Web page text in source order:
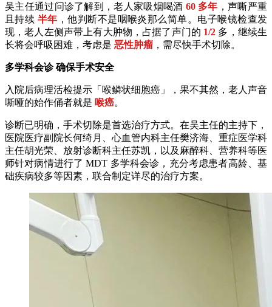
吴主任通过问诊了解到，老人家吸烟喝酒 60 多年 ，声嘶严重
且持续 半年 ，他判断不是咽喉炎那么简单。电子喉镜检查发
现，老人左侧声带上有大肿物，占据了声门的 1/2 多，继续生
长将会呼吸困难，考虑是 恶性肿瘤 ，需尽快手术切除。
多学科会诊 确保手术安全
入院后病理活检提示「喉鳞状细胞癌」，果不其然，老人声音
嘶哑的始作俑者就是 喉癌。
诊断已明确，手术切除是首选治疗方式。在吴主任的主持下，
医院医疗副院长何绮月、心血管内科主任樊济海、重症医学科
主任胡光荣、放射诊断科主任苏凯，以及麻醉科、营养科等医
师针对病情进行了 MDT 多学科会诊，充分考虑患者高龄、基
础疾病较多等因素，联合制定详尽的治疗方案。